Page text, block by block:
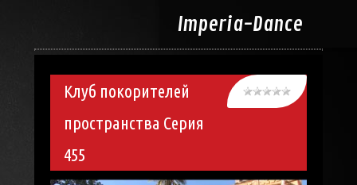
Imperia-Dance
Клуб покорителей
пространства Серия
455